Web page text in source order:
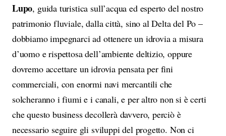
Lupo, guida turistica sull’acqua ed esperto del nostro
patrimonio fluviale, dalla città, sino al Delta del Po –
dobbiamo impegnarci ad ottenere un idrovia a misura
d’uomo e rispettosa dell’ambiente deltizio, oppure
dovremo accettare un idrovia pensata per fini
commerciali, con enormi navi mercantili che
solcheranno i fiumi e i canali, e per altro non si è certi
che questo business decollerà davvero, perciò è
necessario seguire gli sviluppi del progetto. Non ci